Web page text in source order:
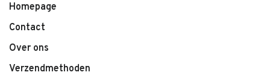
Homepage
Contact
Over ons
Verzendmethoden